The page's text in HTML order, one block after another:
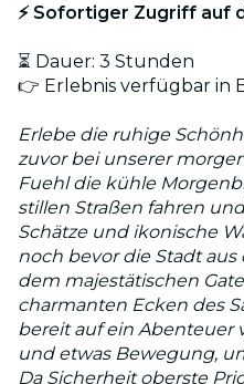
⚡ Sofortiger Zugriff auf
⏳ Dauer: 3 Stunden
👉 Erlebnis verfügbar in
Erlebe die ruhige
zuvor bei unserer
Fuehl die kühle
stillen Straßen fahren
Schätze und ikonische
noch bevor die Stadt
dem majestätischen
charmanten Ecken des
bereit auf ein Abenteuer
und etwas Bewegung,
Da Sicherheit oberste